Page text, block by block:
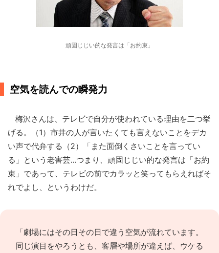
頑固じじい的な発言は「お約束」
空気を読んでの瞬発力
梅沢さんは、テレビで自分が使われている理由を二つ挙
げる。（1）市井の人が言いたくても言えないことをデカ
い声で代弁する（2）「また面倒くさいことを言ってい
る」という老害芸...つまり、頑固じじい的な発言は「お約
束」であって、テレビの前でカラッと笑ってもらえればそ
れでよし、というわけだ。
「劇場にはその日その日で違う空気が流れています。
同じ演目をやろうとも、客層や場所が違えば、ウケる